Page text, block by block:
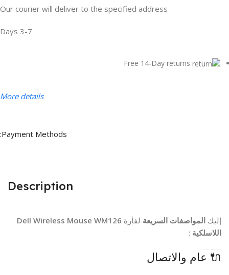
Our courier will deliver to the specified address
3-7 Days
Free 14-Day returns
More details
Payment Methods:
Description
إليك المواصفات السريعة لفأرة Dell Wireless Mouse WM126
اللاسلكية :
🔌 عام والاتصال